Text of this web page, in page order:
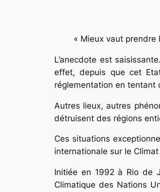
« Mieux vaut prendre
L’anecdote est
effet, depuis que cet
réglementation en tentant
Autres lieux, autres
détruisent des régions
Ces situations
internationale sur le
Initiée en 1992 à Rio de
Climatique des Nations